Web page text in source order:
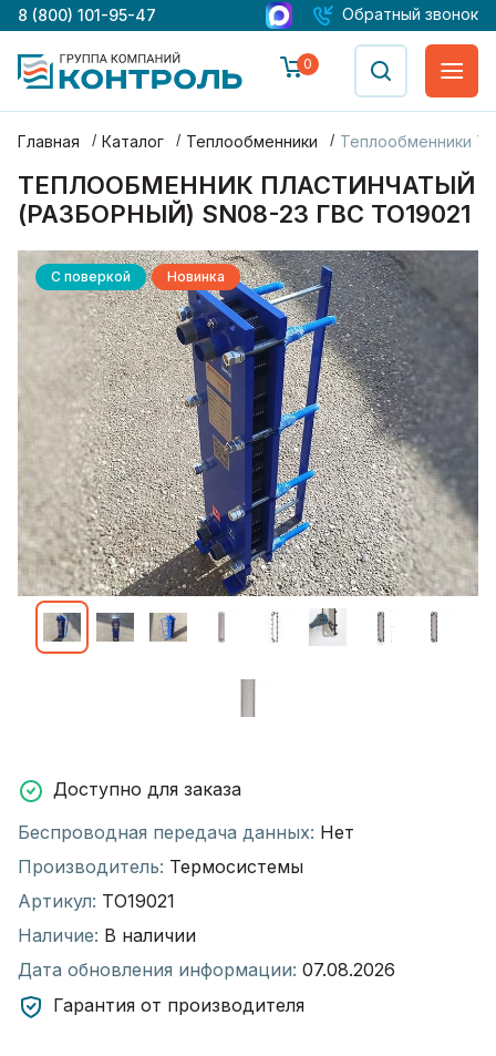
8 (800) 101-95-47 Обратный звонок
0
Главная Каталог Теплообменники Теплообменники
ТЕПЛООБМЕННИК ПЛАСТИНЧАТЫЙ
(РАЗБОРНЫЙ) SN08-23 ГВС ТО19021
С поверкой Новинка
Доступно для заказа
Беспроводная передача данных: Нет
Производитель: Термосистемы
Артикул: ТО19021
Наличие: В наличии
Дата обновления информации: 07.08.2026
Гарантия от производителя